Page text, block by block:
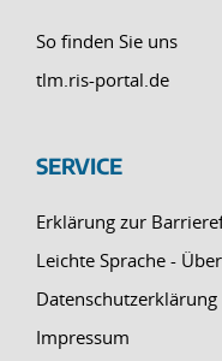
So finden Sie uns
tlm.ris-portal.de
SERVICE
Erklärung zur
Leichte Sprache -
Datenschutzerklärung
Impressum